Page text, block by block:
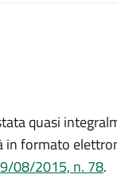
quasi
formato
08/2015, n. 78.